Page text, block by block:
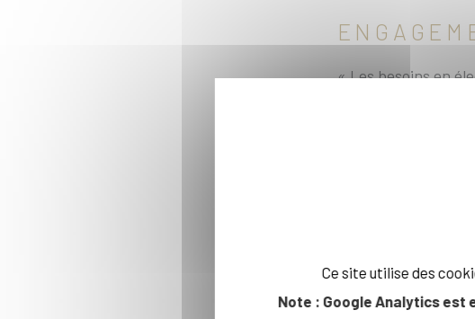
« Les besoins en
trouver des
Interrogé par un
l’hydrogène
autant de
Au cours de ce
« Cet uniforme que
Ce site utilise des
Note : Google Analytics